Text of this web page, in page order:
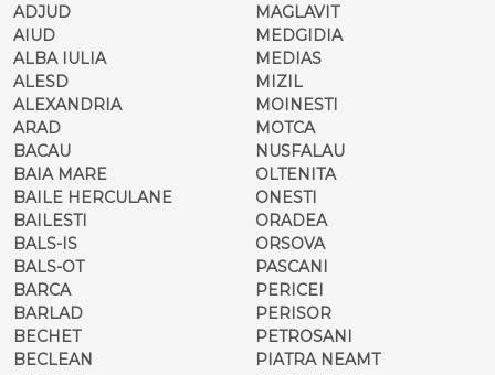
ADJUD
AIUD
ALBA IULIA
ALESD
ALEXANDRIA
ARAD
BACAU
BAIA MARE
BAILE HERCULANE
BAILESTI
BALS-IS
BALS-OT
BARCA
BARLAD
BECHET
BECLEAN
MAGLAVIT
MEDGIDIA
MEDIAS
MIZIL
MOINESTI
MOTCA
NUSFALAU
OLTENITA
ONESTI
ORADEA
ORSOVA
PASCANI
PERICEI
PERISOR
PETROSANI
PIATRA NEAMT